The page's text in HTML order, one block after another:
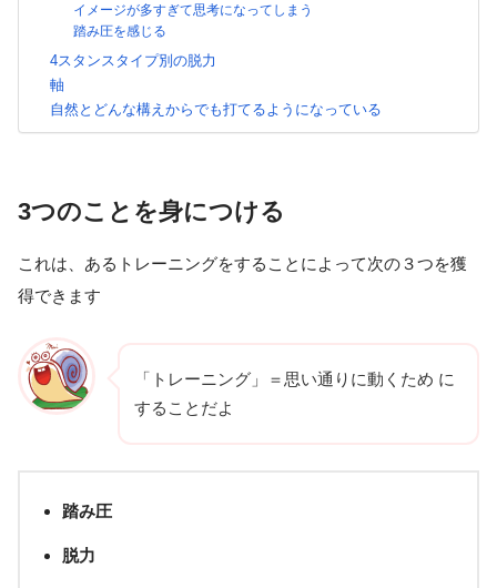
イメージが多すぎて思考になってしまう
踏み圧を感じる
4スタンスタイプ別の脱力
軸
自然とどんな構えからでも打てるようになっている
3つのことを身につける
これは、あるトレーニングをすることによって次の３つを獲
得できます
「トレーニング」＝思い通りに動くため に
することだよ
踏み圧
脱力